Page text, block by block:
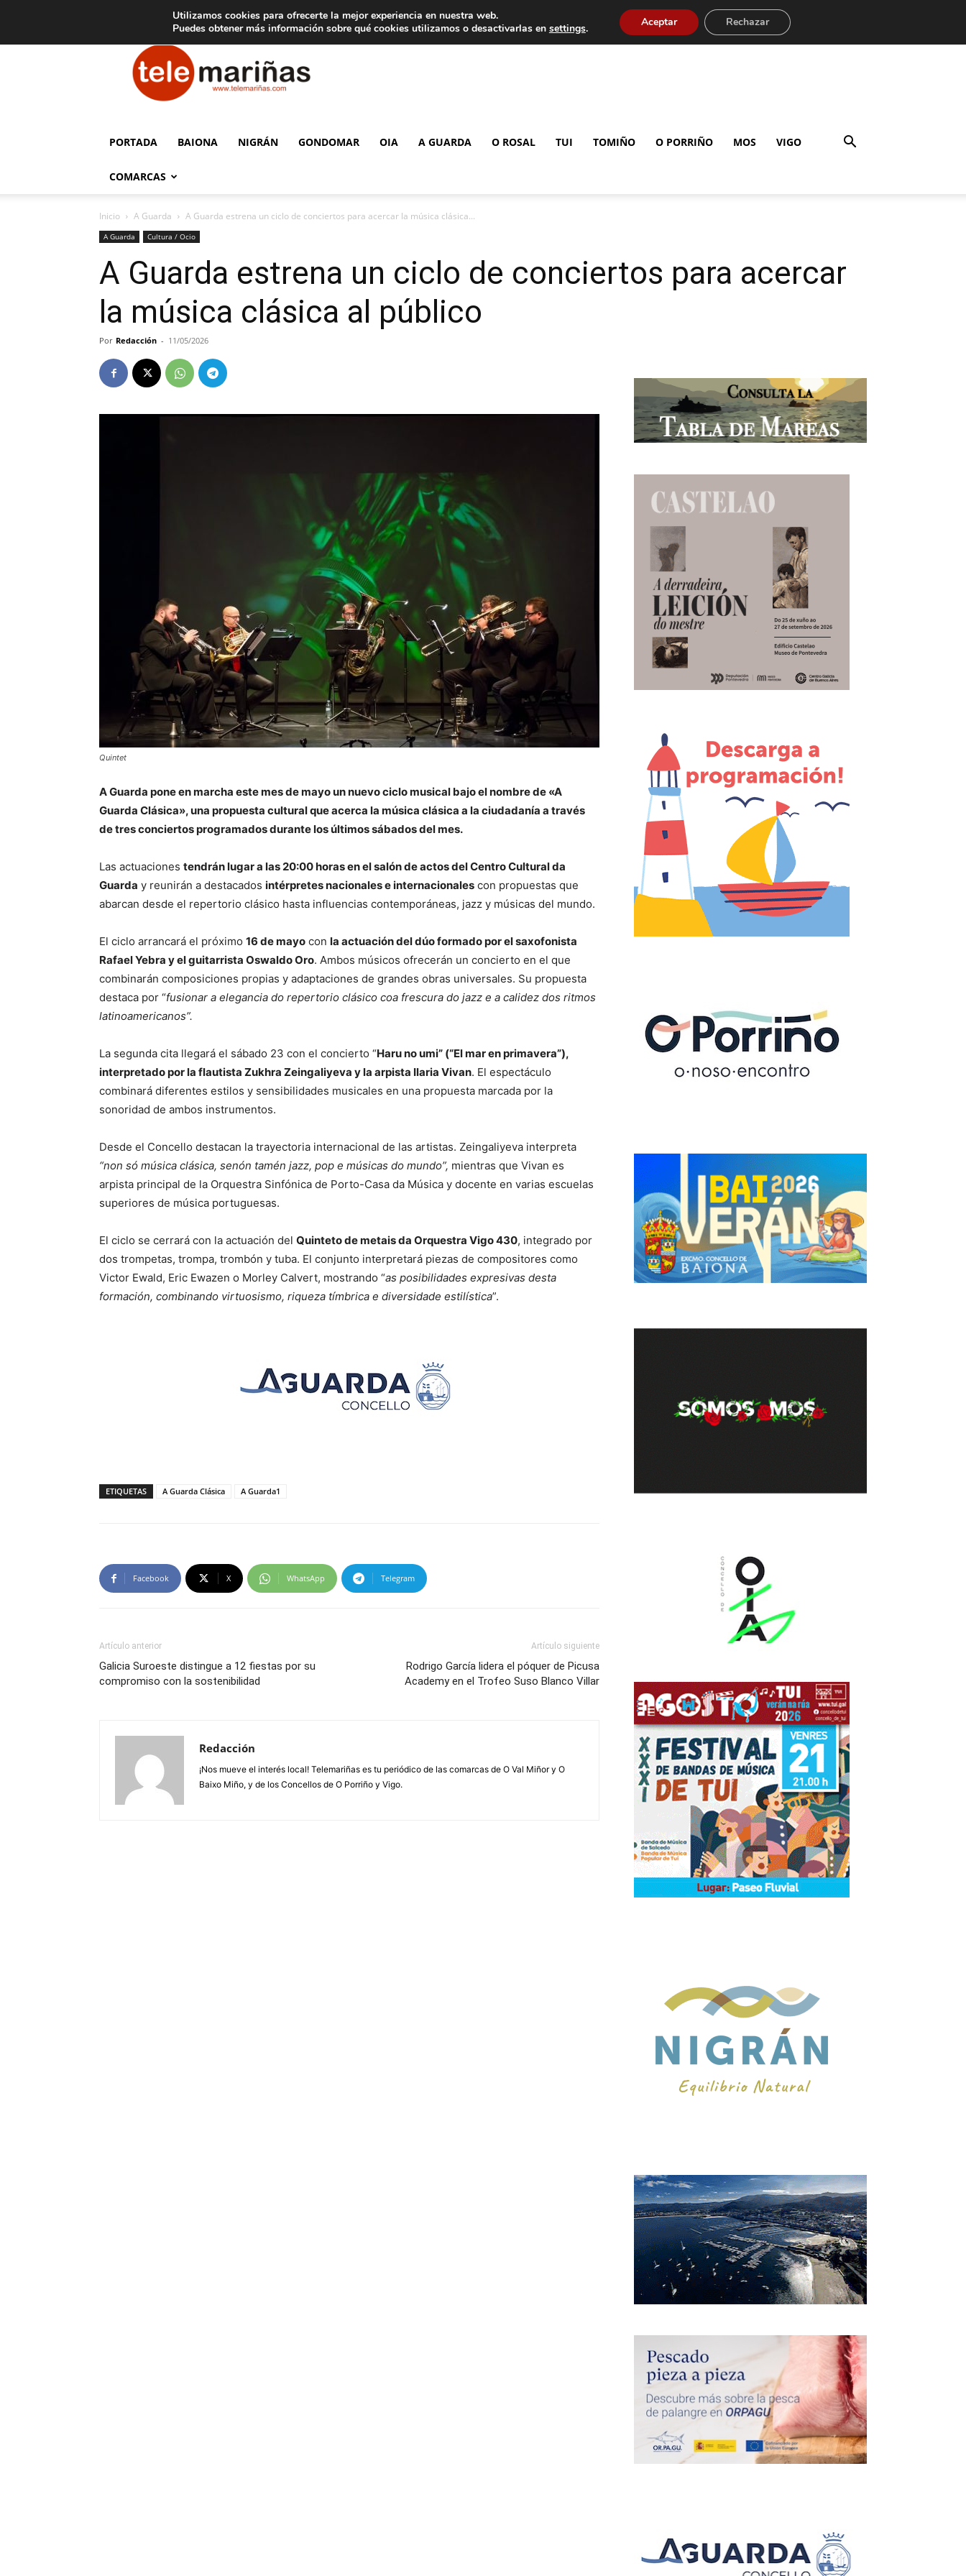
Aviso legal Tarifas de publicidad
Telemariñas
PORTADA BAIONA NIGRÁN GONDOMAR OIA A GUARDA O ROSAL TUI TOMIÑO O PORRIÑO MOS VIGO
COMARCAS
Inicio A Guarda A Guarda estrena un ciclo de conciertos para acercar la música clásica...
A Guarda Cultura / Ocio
A Guarda estrena un ciclo de conciertos para acercar
la música clásica al público
Por Redacción - 11/05/2026
Quintet
A Guarda pone en marcha este mes de mayo un nuevo ciclo musical bajo el nombre de «A
Guarda Clásica», una propuesta cultural que acerca la música clásica a la ciudadanía a través
de tres conciertos programados durante los últimos sábados del mes.
Las actuaciones tendrán lugar a las 20:00 horas en el salón de actos del Centro Cultural da
Guarda y reunirán a destacados intérpretes nacionales e internacionales con propuestas que
abarcan desde el repertorio clásico hasta influencias contemporáneas, jazz y músicas del mundo.
El ciclo arrancará el próximo 16 de mayo con la actuación del dúo formado por el saxofonista
Rafael Yebra y el guitarrista Oswaldo Oro. Ambos músicos ofrecerán un concierto en el que
combinarán composiciones propias y adaptaciones de grandes obras universales. Su propuesta
destaca por “fusionar a elegancia do repertorio clásico coa frescura do jazz e a calidez dos ritmos
latinoamericanos”.
La segunda cita llegará el sábado 23 con el concierto “Haru no umi” (“El mar en primavera”),
interpretado por la flautista Zukhra Zeingaliyeva y la arpista Ilaria Vivan. El espectáculo
combinará diferentes estilos y sensibilidades musicales en una propuesta marcada por la
sonoridad de ambos instrumentos.
Desde el Concello destacan la trayectoria internacional de las artistas. Zeingaliyeva interpreta
“non só música clásica, senón tamén jazz, pop e músicas do mundo”, mientras que Vivan es
arpista principal de la Orquestra Sinfónica de Porto-Casa da Música y docente en varias escuelas
superiores de música portuguesas.
El ciclo se cerrará con la actuación del Quinteto de metais da Orquestra Vigo 430, integrado por
dos trompetas, trompa, trombón y tuba. El conjunto interpretará piezas de compositores como
Victor Ewald, Eric Ewazen o Morley Calvert, mostrando “as posibilidades expresivas desta
formación, combinando virtuosismo, riqueza tímbrica e diversidade estilística”.
ETIQUETAS A Guarda Clásica A Guarda1
Facebook X WhatsApp Telegram
Artículo anterior
Galicia Suroeste distingue a 12 fiestas por su
compromiso con la sostenibilidad
Artículo siguiente
Rodrigo García lidera el póquer de Picusa
Academy en el Trofeo Suso Blanco Villar
Redacción
¡Nos mueve el interés local! Telemariñas es tu periódico de las comarcas de O Val Miñor y O
Baixo Miño, y de los Concellos de O Porriño y Vigo.
Utilizamos cookies para ofrecerte la mejor experiencia en nuestra web.
Puedes obtener más información sobre qué cookies utilizamos o desactivarlas en settings. Aceptar Rechazar